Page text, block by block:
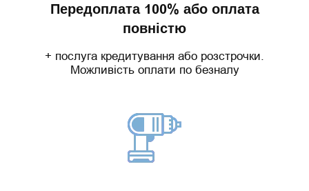
Передоплата 100% або оплата
повністю
+ послуга кредитування або розстрочки.
Можливість оплати по безналу